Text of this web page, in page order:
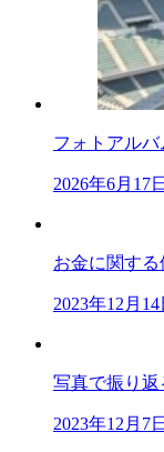
フォトアル
2026年6月17日
お金に関す
2023年12月14
写真で振り返
2023年12月7日